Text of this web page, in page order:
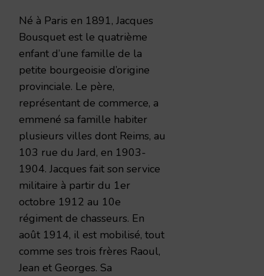
Né à Paris en 1891, Jacques
Bousquet est le quatrième
enfant d’une famille de la
petite bourgeoisie d’origine
provinciale. Le père,
représentant de commerce, a
emmené sa famille habiter
plusieurs villes dont Reims, au
103 rue du Jard, en 1903-
1904. Jacques fait son service
militaire à partir du 1er
octobre 1912 au 10e
régiment de chasseurs. En
août 1914, il est mobilisé, tout
comme ses trois frères Raoul,
Jean et Georges. Sa